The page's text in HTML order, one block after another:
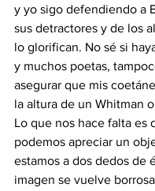
y yo sigo defendiendo a
sus detractores y de los
lo glorifican. No sé si
y muchos poetas,
asegurar que mis
la altura de un Whitman
Lo que nos hace falta es
podemos apreciar un
estamos a dos dedos de
imagen se vuelve